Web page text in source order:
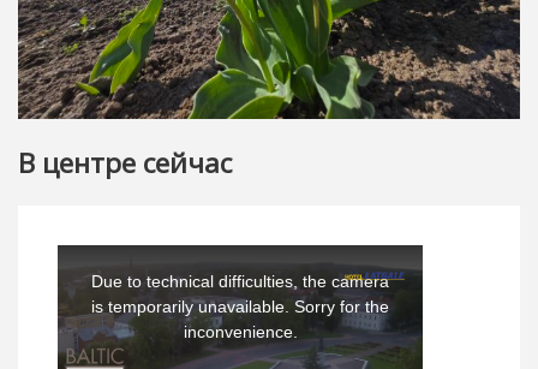
В центре сейчас